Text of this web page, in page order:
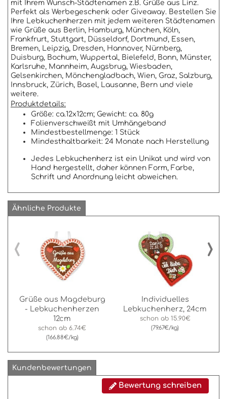
mit Ihrem Wunsch-Städtenamen z.B. Grüße aus Linz.
Perfekt als Werbegeschenk oder Giveaway. Bestellen Sie
Ihre Lebkuchenherzen mit jedem weiteren Städtenamen
wie Grüße aus Berlin, Hamburg, München, Köln,
Frankfrurt, Stuttgart, Düsseldorf, Dortmund, Essen,
Bremen, Leipzig, Dresden, Hannover, Nürnberg,
Duisburg, Bochum, Wuppertal, Bielefeld, Bonn, Münster,
Karlsruhe, Mannheim, Augsbrug, Wiesbaden,
Gelsenkirchen, Mönchengladbach, Wien, Graz, Salzburg,
Innsbruck, Zürich, Basel, Lausanne, Bern und viele
weitere.
Produktdetails:
Größe: ca.12x12cm; Gewicht: ca. 80g
Folienverschweißt mit Umhängeband
Mindestbestellmenge: 1 Stück
Mindesthaltbarkeit: 24 Monate nach Herstellung
Jedes Lebkuchenherz ist ein Unikat und wird von
Hand hergestellt, daher können Form, Farbe,
Schrift und Anordnung leicht abweichen.
Ähnliche Produkte
Grüße aus Magdeburg
- Lebkuchenherzen
12cm
schon ab 6.74€
(166.88€/kg)
Individuelles
Lebkuchenherz, 24cm
schon ab 15.90€
(79.67€/kg)
‹ ›
Kundenbewertungen
Bewertung schreiben